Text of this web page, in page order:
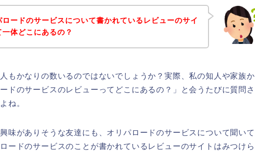
ロードのサービスについて書かれているレビューのサイ
一体どこにあるの？
もかなりの数いるのではないでしょうか？実際、私の知人や家族か
ドのサービスのレビューってどこにあるの？」と会うたびに質問さ
ね。
味がありそうな友達にも、オリパロードのサービスについて聞いて
ードのサービスのことが書かれているレビューのサイトはみつけら